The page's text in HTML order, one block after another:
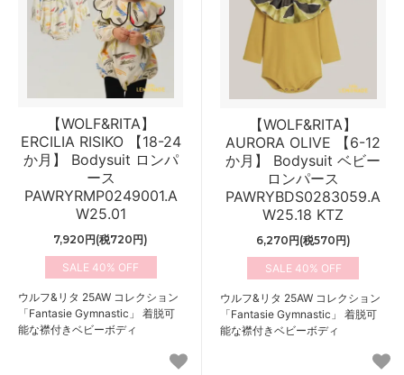
【WOLF&RITA】
ERCILIA RISIKO 【18-24
か月】 Bodysuit ロンパ
ース
PAWRYRMP0249001.A
W25.01
7,920円(税720円)
40%
ウルフ&リタ 25AW コレクション
「Fantasie Gymnastic」 着脱可
能な襟付きベビーボディ
【WOLF&RITA】
AURORA OLIVE 【6-12
か月】 Bodysuit ベビー
ロンパース
PAWRYBDS0283059.A
W25.18 KTZ
6,270円(税570円)
40%
ウルフ&リタ 25AW コレクション
「Fantasie Gymnastic」 着脱可
能な襟付きベビーボディ